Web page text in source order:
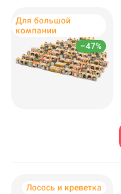
–47%
Для большой
компании
Лосось и креветка